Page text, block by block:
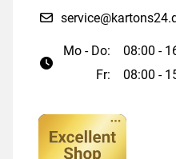
Mo - Do:
08:00 -
Fr:
08:00 -